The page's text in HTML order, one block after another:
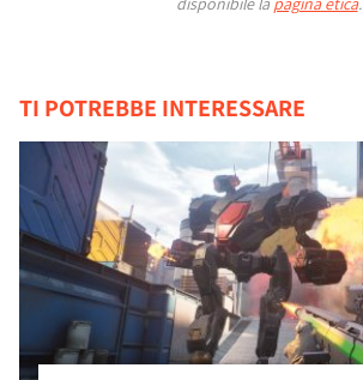
TI POTREBBE INTERESSARE